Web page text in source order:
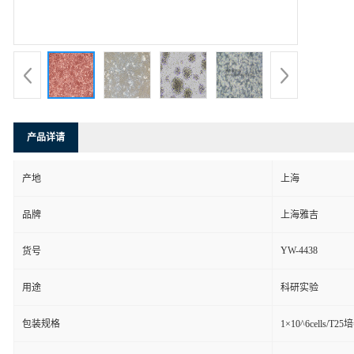
产品详请
产地 上海
品牌 上海雅吉
货号 YW-4438
用途 科研实验
包装规格 1×10^6cells/T25